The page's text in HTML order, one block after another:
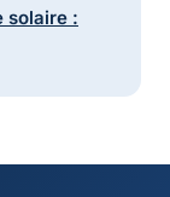
solaire :